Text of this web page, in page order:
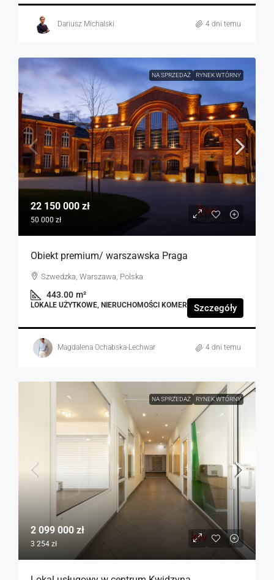
Dariusz Michalski 4 dni temu
NA SPRZEDAŻ RYNEK WTÓRNY
22 150 000 zł
50 000 zł
Obiekt premium/ warszawska Praga
Szwedzka, Warszawa, Polska
443.00 m²
LOKALE UŻYTKOWE, NIERUCHOMOŚCI KOMERCYJNESzczegóły
Magdalena Ochabska-Lechwar 4 dni temu
NA SPRZEDAŻ RYNEK WTÓRNY
2 099 000 zł
3 254 zł